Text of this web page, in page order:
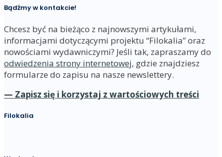
Bądźmy w kontakcie!
Chcesz być na bieżąco z najnowszymi artykułami,
informacjami dotyczącymi projektu “Filokalia” oraz
nowościami wydawniczymi? Jeśli tak, zapraszamy do
odwiedzenia strony internetowej, gdzie znajdziesz
formularze do zapisu na nasze newslettery.
— Zapisz się i korzystaj z wartościowych treści
Filokalia